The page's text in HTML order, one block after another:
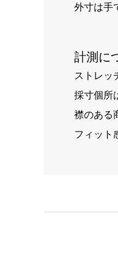
外寸は手
計測に
ストレッ
採寸個所
襟のある
フィット